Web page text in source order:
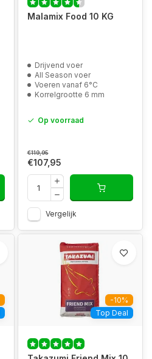
Malamix Food 10 KG
Drijvend voer
All Season voer
Voeren vanaf 6°C
Korrelgrootte 6 mm
Op voorraad
€119,95
€107,95
Vergelijk
-10%
Top Deal